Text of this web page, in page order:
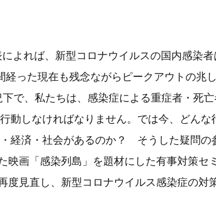
よれば、新型コロナウイルスの国内感染
経った現在も残念ながらピークアウトの兆
で、私たちは、感染症による重症者・死
動しなければなりません。では今、どんな
経済・社会があるのか？ そうした疑問の
映画「感染列島」を題材にした有事対策セ
度見直し、新型コロナウイルス感染症の対